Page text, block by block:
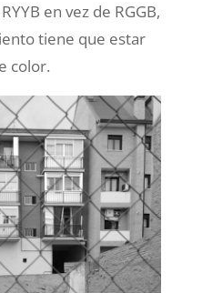
en vez de RGGB,
tiene que estar
color.